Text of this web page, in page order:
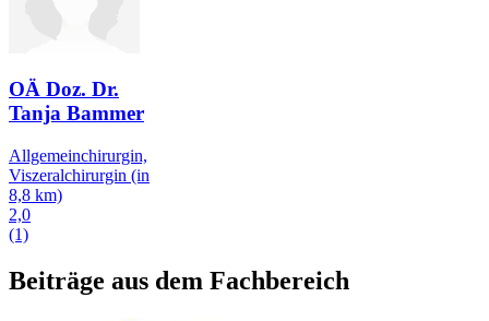
OÄ Doz. Dr.
Tanja Bammer
Allgemeinchirurgin,
Viszeralchirurgin (in
8,8 km)
2,0
(1)
Beiträge aus dem Fachbereich